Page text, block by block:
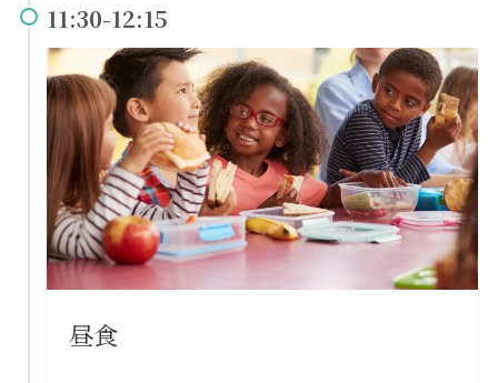
11:30-12:15
昼食